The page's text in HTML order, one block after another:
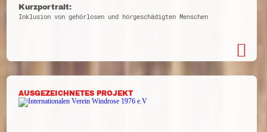
Kurzportrait:
Inklusion von gehörlosen und hörgeschädigten Menschen
AUSGEZEICHNETES PROJEKT